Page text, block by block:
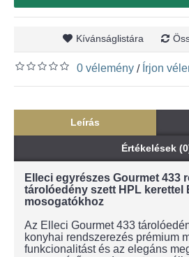
Kívánságlistára
0 vélemény / Írjon
Leírás
Értékelések
Elleci egyrészes Gourmet 433
tárolóedény szett HPL kerettel
mosogatókhoz
Az Elleci Gourmet 433
konyhai rendszerezés prémium
funkcionalitást és az elegáns